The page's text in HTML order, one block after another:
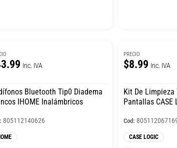
Inc. IVA
Bluetooth Tip0 Diadema
IHOME Inalámbricos
805112140626
PRECIO
$8.99 Inc. IVA
Kit De Limpieza
Pantallas CASE
Cod:
CASE LOGIC